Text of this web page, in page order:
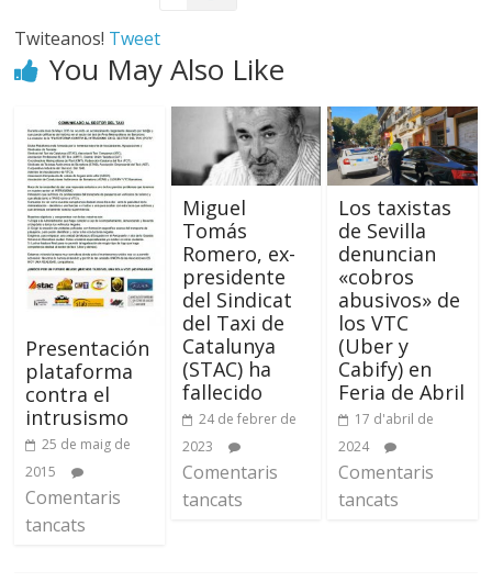
Twiteanos! Tweet
You May Also Like
Presentación
plataforma
contra el
intrusismo
25 de maig de
2015
Comentaris
tancats
Miguel
Tomás
Romero, ex-
presidente
del Sindicat
del Taxi de
Catalunya
(STAC) ha
fallecido
24 de febrer de
2023
Comentaris
tancats
Los taxistas
de Sevilla
denuncian
«cobros
abusivos» de
los VTC
(Uber y
Cabify) en
Feria de Abril
17 d'abril de
2024
Comentaris
tancats